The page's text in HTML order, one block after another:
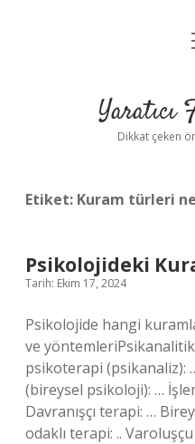
Yaratıcı
Dikkat çeken
Etiket: Kuram türleri
Psikolojideki
Tarih: Ekim 17, 2024
Psikolojide hangi
ve
psikoterapi (psikanaliz):
(bireysel psikoloji): …
Davranışçı terapi: …
odaklı terapi: ..